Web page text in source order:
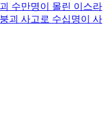
수만명이 몰린 이스라
괴 사고로 수십명이 사